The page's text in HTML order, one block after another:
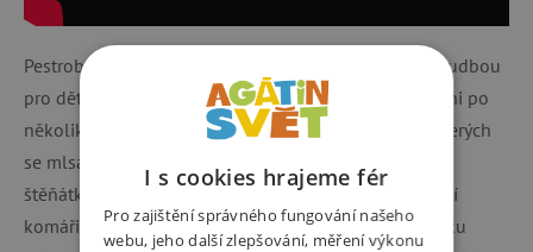
Pestrobarevné album Bongo BonBoniéra s kvalitní hudbou
pro děti a jejich rodiče, se rozhodně neoposlouchá ani po
několikáté. Album obsahuje sedmnáct skladeb, ve kterých
se mlsá čokoláda, cestuje po celém světě, hledají se
štěňátka, slaví se narozeniny, dozvíte se koho otravují
komáři, co žere pračka, kdo zasednul na louce kobylku
I s cookies hrajeme fér
Pro zajištění správného fungování našeho
webu, jeho další zlepšování, měření výkonu